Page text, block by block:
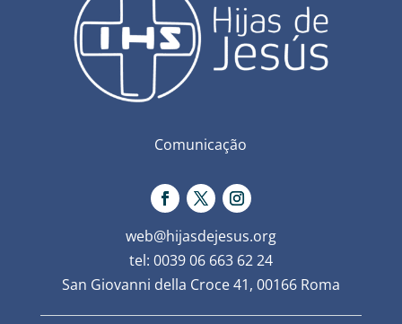
Comunicação
web@hijasdejesus.org
tel: 0039 06 663 62 24
San Giovanni della Croce 41, 00166 Roma